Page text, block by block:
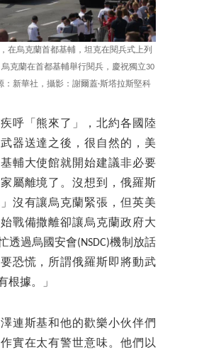
在烏克蘭首都基輔，坦克在閱兵式上列
克蘭在首都基輔舉行閱兵，慶祝獨立30
：新華社，攝影：謝爾蓋·斯塔拉斯堅科
呼「熊來了」，北約各國陸
器送達之後，很自然的，美
輔大使館就開始建議非必要
屬離境了。沒想到，俄羅斯
」沒有讓烏克蘭緊張，但英美
戰備撒離卻讓烏克蘭政府大
透過烏國安會(NSDC)機制放話
恐慌，所謂俄羅斯即將動武
根據。」
連斯基和他的歡樂小伙伴們
實在太有警世意味。他們以